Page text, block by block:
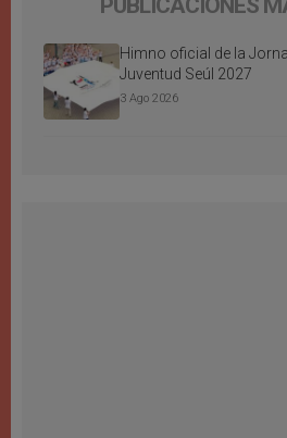
PUBLICACIONES
Himno oficial de la
Juventud Seúl 2027
3 Ago 2026